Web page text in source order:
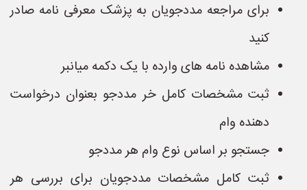
برای مراجعه مددجویان به پزشک معرفی نامه صادر
کنید
مشاهده نامه های وارده با یک دکمه میانبر
ثبت مشخصات کامل خر مددجو بعنوان درخواست
دهنده وام
جستجو بر اساس نوع وام هر مددجو
ثبت کامل مشخصات مددجویان برای بررسی هر